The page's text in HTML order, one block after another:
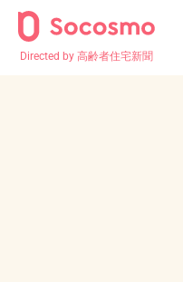
Directed by 高齢者住宅新聞